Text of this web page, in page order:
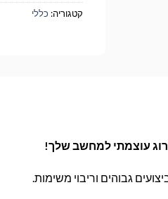
קטגוריה: כללי
גבוהים וריבוי משימות.